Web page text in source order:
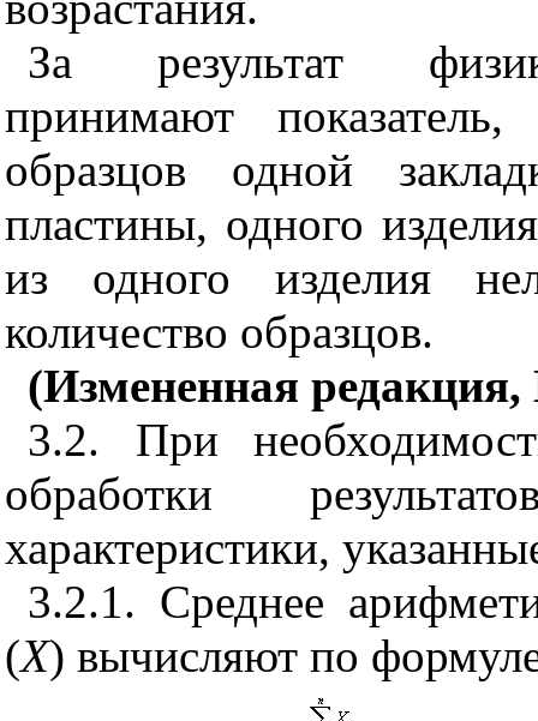
За результат
принимают
образцов одной
пластины, одного
из одного изделия
количество образцов.
(Измененная
3.2. При
обработки
характеристики,
3.2.1. Среднее
(X) вычисляют по